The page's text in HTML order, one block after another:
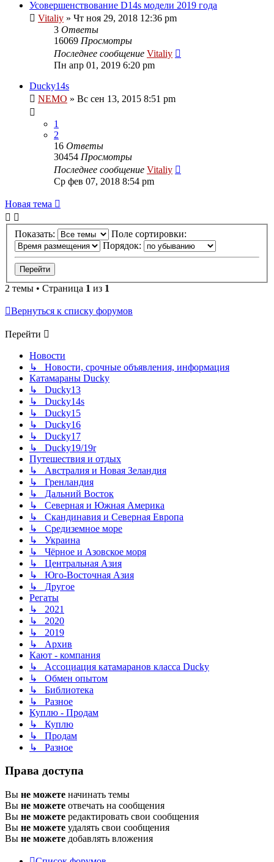
Усовершенствование D14s модели 2019 года
Vitaliy » Чт ноя 29, 2018 12:36 pm
3 Ответы
16069 Просмотры
Последнее сообщение Vitaliy
Пн апр 01, 2019 6:20 pm
Ducky14s
NEMO » Вс сен 13, 2015 8:51 pm
1
2
16 Ответы
30454 Просмотры
Последнее сообщение Vitaliy
Ср фев 07, 2018 8:54 pm
Новая тема
Показать:
Поле сортировки:
Порядок:
2 темы • Страница 1 из 1
Вернуться к списку форумов
Перейти
Новости
↳ Новости, срочные объявления, информация
Катамараны Ducky
↳ Ducky13
↳ Ducky14s
↳ Ducky15
↳ Ducky16
↳ Ducky17
↳ Ducky19/19r
Путешествия и отдых
↳ Австралия и Новая Зеландия
↳ Гренландия
↳ Дальний Восток
↳ Северная и Южная Америка
↳ Скандинавия и Северная Европа
↳ Средиземное море
↳ Украина
↳ Чёрное и Азовское моря
↳ Центральная Азия
↳ Юго-Восточная Азия
↳ Другое
Регаты
↳ 2021
↳ 2020
↳ 2019
↳ Архив
Кают - компания
↳ Ассоциация катамаранов класса Ducky
↳ Обмен опытом
↳ Библиотека
↳ Разное
Куплю - Продам
↳ Куплю
↳ Продам
↳ Разное
Права доступа
Вы не можете начинать темы
Вы не можете отвечать на сообщения
Вы не можете редактировать свои сообщения
Вы не можете удалять свои сообщения
Вы не можете добавлять вложения